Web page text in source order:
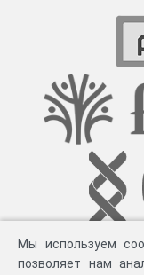
Мы используем
позволяет нам